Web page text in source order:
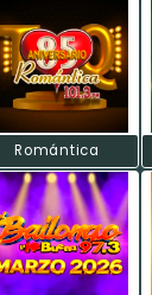
Romántica